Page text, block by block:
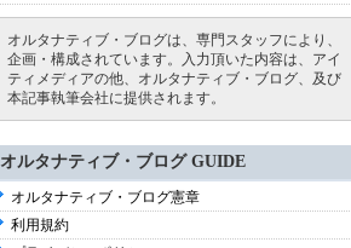
オルタナティブ・ブログは、専門スタッフにより、
企画・構成されています。入力頂いた内容は、アイ
ティメディアの他、オルタナティブ・ブログ、及び
本記事執筆会社に提供されます。
オルタナティブ・ブログ GUIDE
オルタナティブ・ブログ憲章
利用規約